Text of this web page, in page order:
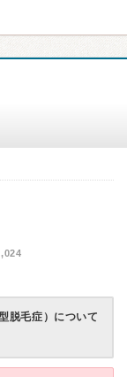
脱毛症）について